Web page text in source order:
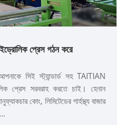
প্রেস গঠন করে
আপনাকে সিই স্ট্যান্ডার্ড সহ TAITIAN
প্রেস সরবরাহ করতে চাই। হেনান
কোং, লিমিটেডের গার্হস্থ্য বাজার